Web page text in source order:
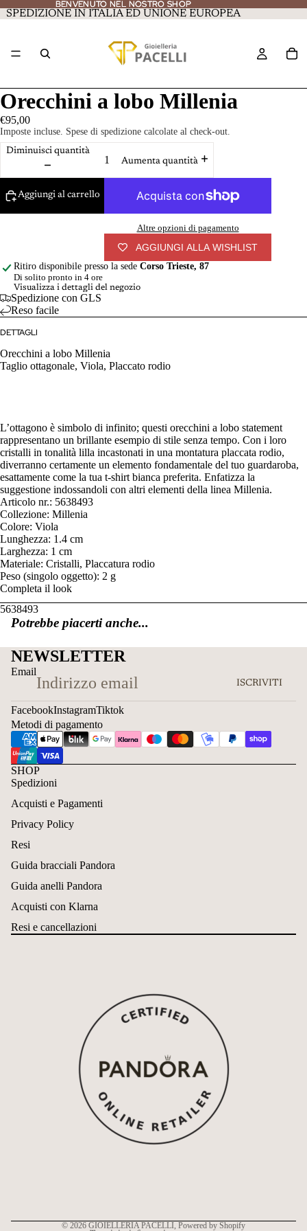
BENVENUTO NEL NOSTRO SHOP
BENVENUTO NEL NOSTRO SHOP
SPEDIZIONE IN ITALIA ED UNIONE EUROPEA
Orecchini a lobo Millenia
€95,00
Imposte incluse. Spese di spedizione calcolate al check-out.
Diminuisci quantità
Aumenta quantità
Aggiungi al carrello
Altre opzioni di pagamento
AGGIUNGI ALLA WISHLIST
Ritiro disponibile presso la sede Corso Trieste, 87
Di solito pronto in 4 ore
Visualizza i dettagli del negozio
Spedizione con GLS
Reso facile
DETTAGLI
Orecchini a lobo Millenia
Taglio ottagonale, Viola, Placcato rodio
L’ottagono è simbolo di infinito; questi orecchini a lobo statement
rappresentano un brillante esempio di stile senza tempo. Con i loro
cristalli in tonalità lilla incastonati in una montatura placcata rodio,
diverranno certamente un elemento fondamentale del tuo guardaroba,
esattamente come la tua t-shirt bianca preferita. Enfatizza la
suggestione indossandoli con altri elementi della linea Millenia.
Articolo nr.: 5638493
Collezione: Millenia
Colore: Viola
Lunghezza: 1.4 cm
Larghezza: 1 cm
Materiale: Cristalli, Placcatura rodio
Peso (singolo oggetto): 2 g
Completa il look
5638493
Potrebbe piacerti anche...
NEWSLETTER
Email
ISCRIVITI
FacebookInstagramTiktok
Metodi di pagamento
SHOP
Spedizioni
Acquisti e Pagamenti
Privacy Policy
Resi
Guida bracciali Pandora
Guida anelli Pandora
Acquisti con Klarna
Resi e cancellazioni
© 2026 GIOIELLERIA PACELLI, Powered by Shopify
Informativa sui rimborsi